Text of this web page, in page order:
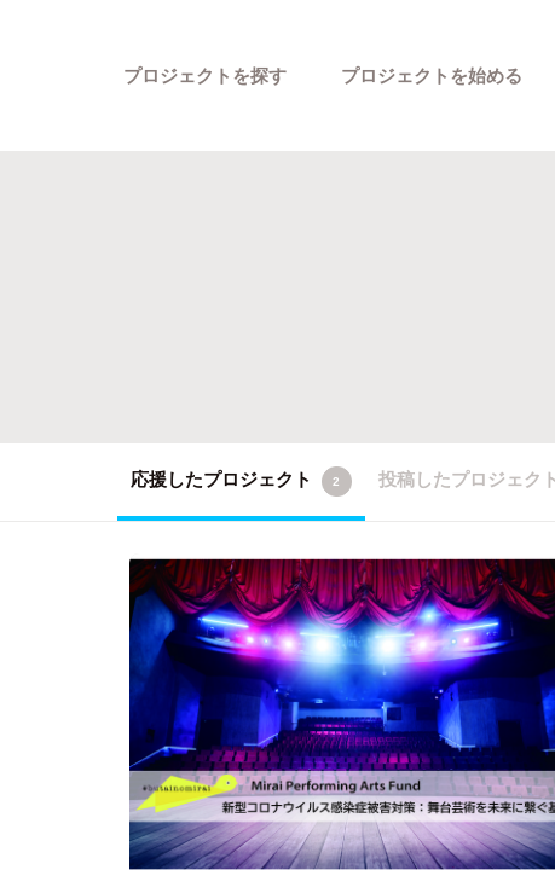
プロジェクトを探す プロジェクトを始める
応援したプロジェクト 2 投稿したプロジェクト